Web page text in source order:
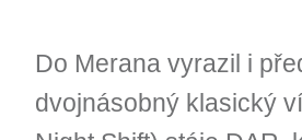
Do Merana vyrazil i
dvojnásobný klasický